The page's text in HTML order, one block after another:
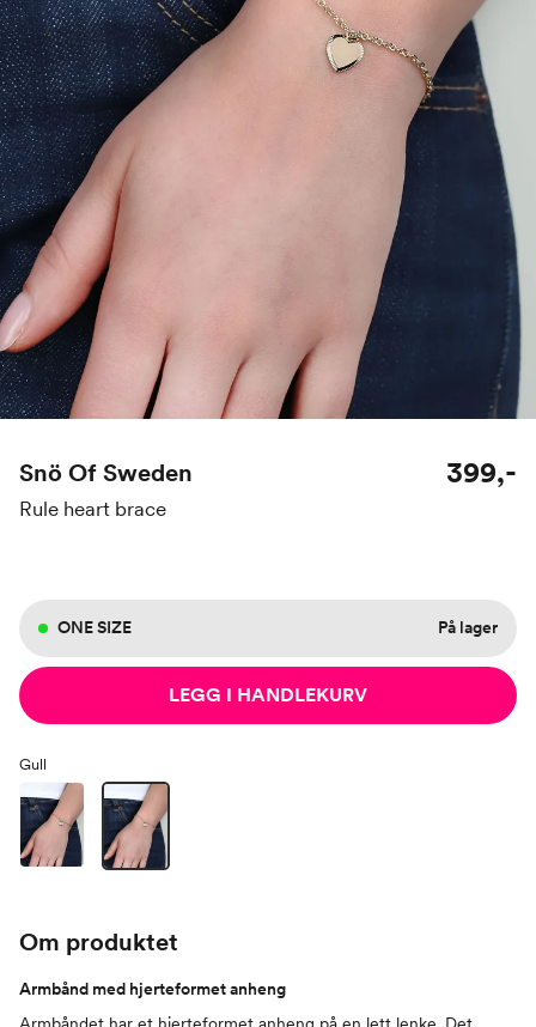
Snö Of Sweden
Rule heart brace
399,-
ONE SIZE På lager
LEGG I HANDLEKURV
Gull
Om produktet
Armbånd med hjerteformet anheng